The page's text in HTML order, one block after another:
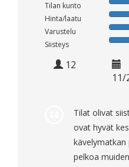
Tilan kunto
Hinta/laatu
Varustelu
Siisteys
12
11/
Tilat olivat
ovat hyvät
kävelymatkan
pelkoa